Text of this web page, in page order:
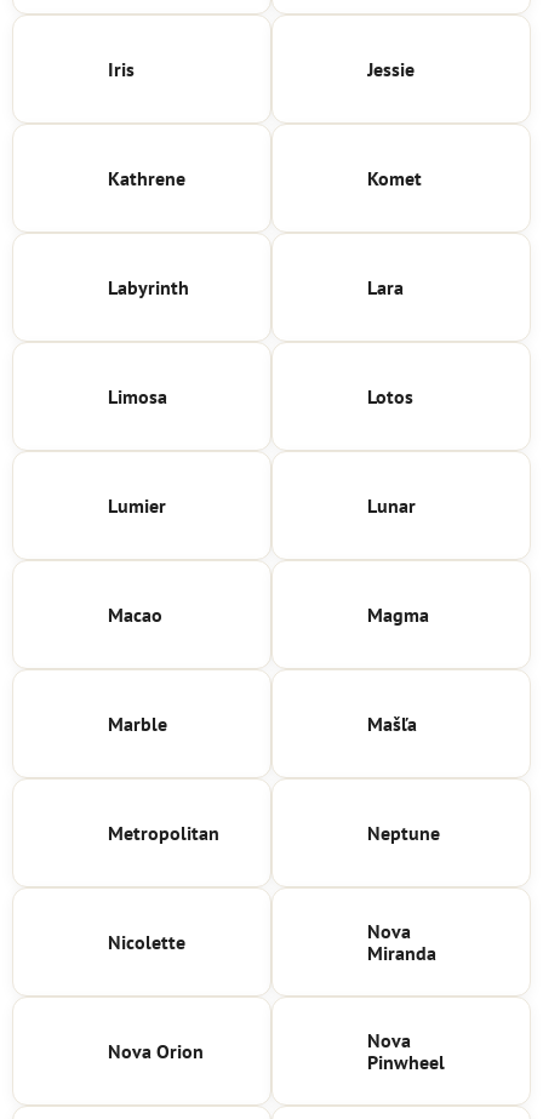
Iris Jessie
Kathrene Komet
Labyrinth Lara
Limosa Lotos
Lumier Lunar
Macao Magma
Marble Mašľa
Metropolitan Neptune
Nicolette
Nova
Miranda
Nova Orion
Nova
Pinwheel